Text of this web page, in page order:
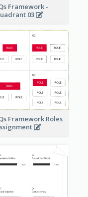
Framework -
03
Framework Roles